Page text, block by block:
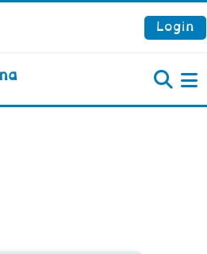
Login